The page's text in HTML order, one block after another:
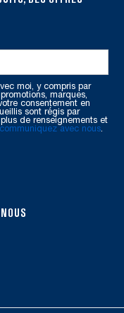
moi, y compris par
marques,
consentement en
sont régis par
de renseignements et
communiquez avec nous